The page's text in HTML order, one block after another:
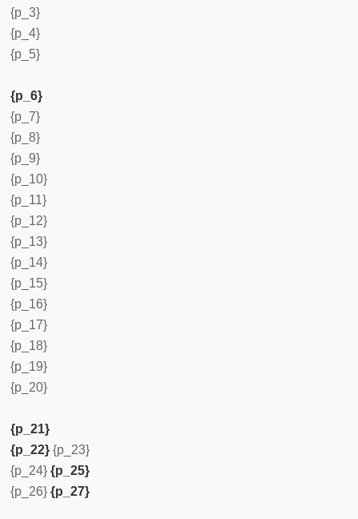
{p_3}
{p_4}
{p_5}
{p_6}
{p_7}
{p_8}
{p_9}
{p_10}
{p_11}
{p_12}
{p_13}
{p_14}
{p_15}
{p_16}
{p_17}
{p_18}
{p_19}
{p_20}
{p_21}
{p_22}{p_23}
{p_24}{p_25}
{p_26}{p_27}